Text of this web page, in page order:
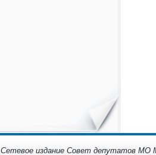
Сетевое издание Совет депутатов МО